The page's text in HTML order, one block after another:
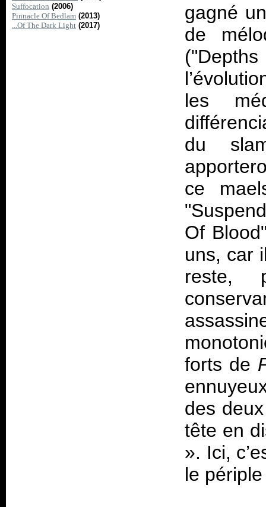
Suffocation (2006)
Pinnacle Of Bedlam (2013)
...Of The Dark Light (2017)
gagné
de
les
du
ce
Of
uns, car
reste,
forts de
des
tête en
». Ici,
le